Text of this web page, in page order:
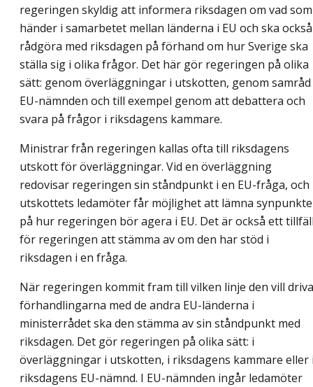
regeringen skyldig att informera riksdagen om vad som
händer i samarbetet mellan länderna i EU och ska också
rådgöra med riksdagen på förhand om hur Sverige ska
ställa sig i olika frågor. Det här gör regeringen på olika
sätt: genom överläggningar i utskotten, genom
EU-nämnden och till exempel genom att debattera och
svara på frågor i riksdagens kammare.
Ministrar från regeringen kallas ofta till riksdagens
utskott för överläggningar. Vid en överläggning
redovisar regeringen sin ståndpunkt i en EU-fråga, och
utskottets ledamöter får möjlighet att lämna
på hur regeringen bör agera i EU. Det är också ett
för regeringen att stämma av om den har stöd i
riksdagen i en fråga.
När regeringen kommit fram till vilken linje den vill
förhandlingarna med de andra EU-länderna i
ministerrådet ska den stämma av sin ståndpunkt med
riksdagen. Det gör regeringen på olika sätt: i
överläggningar i utskotten, i riksdagens kammare eller
riksdagens EU-nämnd. I EU-nämnden ingår ledamöter